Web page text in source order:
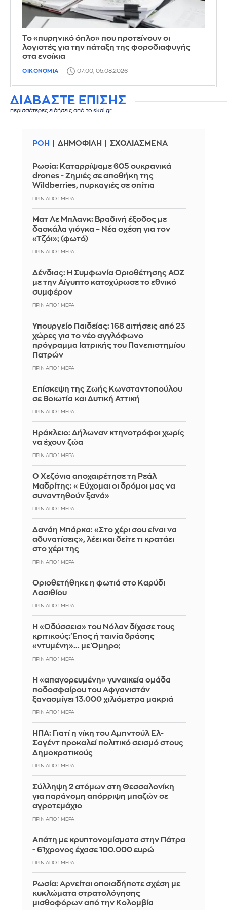
Το «πυρηνικό όπλο» που προτείνουν οι
λογιστές για την πάταξη της φοροδιαφυγής
στα ενοίκια
ΟΙΚΟΝΟΜΙΑ 07:00, 05.08.2026
ΔΙΑΒΑΣΤΕ ΕΠΙΣΗΣ
περισσότερες ειδήσεις από το skai.gr
ΡΟΗ ΔΗΜΟΦΙΛΗ ΣΧΟΛΙΑΣΜΕΝΑ
Ρωσία: Καταρρίψαμε 605 ουκρανικά
drones - Zημιές σε αποθήκη της
Wildberries, πυρκαγιές σε σπίτια
ΠΡΙΝ ΑΠΌ 1 ΜΈΡΑ
Ματ Λε Μπλανκ: Βραδινή έξοδος με
δασκάλα γιόγκα – Νέα σχέση για τον
«Τζόι»; (φωτό)
ΠΡΙΝ ΑΠΌ 1 ΜΈΡΑ
Δένδιας: Η Συμφωνία Οριοθέτησης ΑΟΖ
με την Αίγυπτο κατοχύρωσε το εθνικό
συμφέρον
ΠΡΙΝ ΑΠΌ 1 ΜΈΡΑ
Υπουργείο Παιδείας: 168 αιτήσεις από 23
χώρες για το νέο αγγλόφωνο
πρόγραμμα Ιατρικής του Πανεπιστημίου
Πατρών
ΠΡΙΝ ΑΠΌ 1 ΜΈΡΑ
Επίσκεψη της Ζωής Κωνσταντοπούλου
σε Βοιωτία και Δυτική Αττική
ΠΡΙΝ ΑΠΌ 1 ΜΈΡΑ
Ηράκλειο: Δήλωναν κτηνοτρόφοι χωρίς
να έχουν ζώα
ΠΡΙΝ ΑΠΌ 1 ΜΈΡΑ
Ο Χεζόνια αποχαιρέτησε τη Ρεάλ
Μαδρίτης: «Εύχομαι οι δρόμοι μας να
συναντηθούν ξανά»
ΠΡΙΝ ΑΠΌ 1 ΜΈΡΑ
Δανάη Μπάρκα: «Στο χέρι σου είναι να
αδυνατίσεις», λέει και δείτε τι κρατάει
στο χέρι της
ΠΡΙΝ ΑΠΌ 1 ΜΈΡΑ
Οριοθετήθηκε η φωτιά στο Καρύδι
Λασιθίου
ΠΡΙΝ ΑΠΌ 1 ΜΈΡΑ
Η «Οδύσσεια» του Νόλαν δίχασε τους
κριτικούς: Έπος ή ταινία δράσης
«ντυμένη»... με Όμηρο;
ΠΡΙΝ ΑΠΌ 1 ΜΈΡΑ
Η «απαγορευμένη» γυναικεία ομάδα
ποδοσφαίρου του Αφγανιστάν
ξανασμίγει 13.000 χιλιόμετρα μακριά
ΠΡΙΝ ΑΠΌ 1 ΜΈΡΑ
ΗΠΑ: Γιατί η νίκη του Αμπντούλ Ελ-
Σαγέντ προκαλεί πολιτικό σεισμό στους
Δημοκρατικούς
ΠΡΙΝ ΑΠΌ 1 ΜΈΡΑ
Σύλληψη 2 ατόμων στη Θεσσαλονίκη
για παράνομη απόρριψη μπαζών σε
αγροτεμάχιο
ΠΡΙΝ ΑΠΌ 1 ΜΈΡΑ
Απάτη με κρυπτονομίσματα στην Πάτρα
- 61χρονος έχασε 100.000 ευρώ
ΠΡΙΝ ΑΠΌ 1 ΜΈΡΑ
Ρωσία: Αρνείται οποιαδήποτε σχέση με
κυκλώματα στρατολόγησης
μισθοφόρων από την Κολομβία